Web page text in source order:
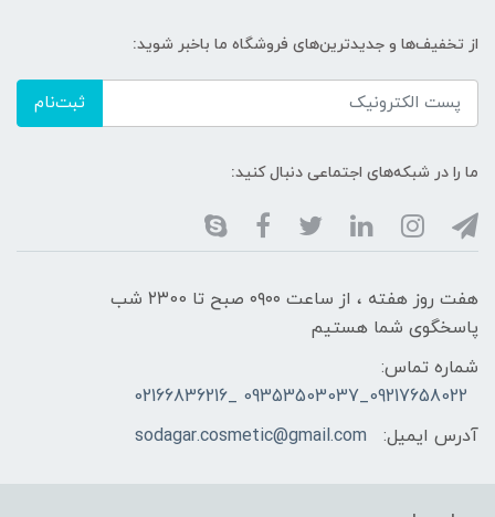
از تخفیف‌ها و جدیدترین‌های فروشگاه ما باخبر شوید:
ثبت‌نام
ما را در شبکه‌های اجتماعی دنبال کنید:
هفت روز هفته ، از ساعت ۰۹۰۰ صبح تا ۲۳00 شب
پاسخگوی شما هستیم
شماره تماس:
09217658022_09353503037 _02166836216
آدرس ایمیل:
sodagar.cosmetic@gmail.com